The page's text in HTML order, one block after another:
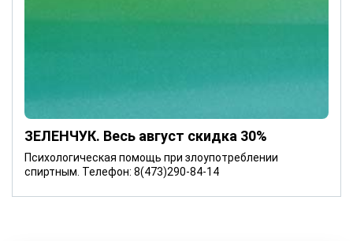
ЗЕЛЕНЧУК. Весь август скидка 30%
Психологическая помощь при злоупотреблении
спиртным. Телефон: 8(473)290-84-14